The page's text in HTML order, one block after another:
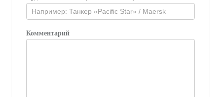
Комментарий